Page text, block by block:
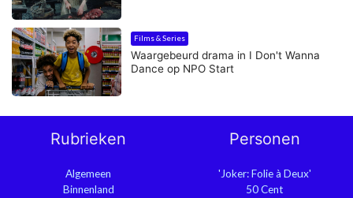
Films & Series
Waargebeurd drama in I Don't Wanna
Dance op NPO Start
Rubrieken
Algemeen
Binnenland
Personen
'Joker: Folie à Deux'
50 Cent